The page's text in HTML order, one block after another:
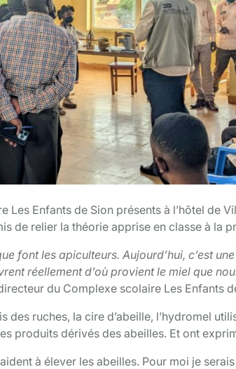
Les Enfants de Sion présents à l’hôtel de
de relier la théorie apprise en classe à la
font les apiculteurs. Aujourd’hui, c’est
réellement d’où provient le miel que
du Complexe scolaire Les Enfants
ruches, la cire d’abeille, l’hydromel
produits dérivés des abeilles. Et ont
à élever les abeilles. Pour moi je